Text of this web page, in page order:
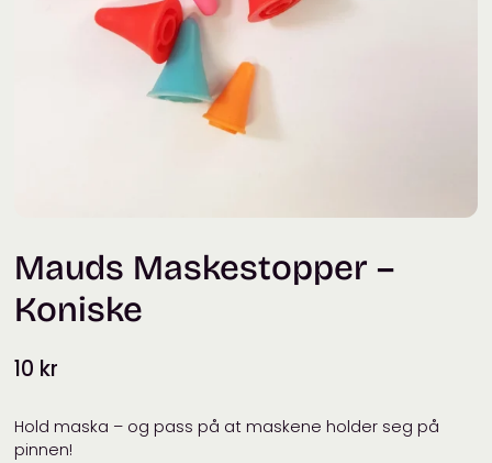
Mauds Maskestopper –
Koniske
10 kr
Hold maska – og pass på at maskene holder seg på
pinnen!